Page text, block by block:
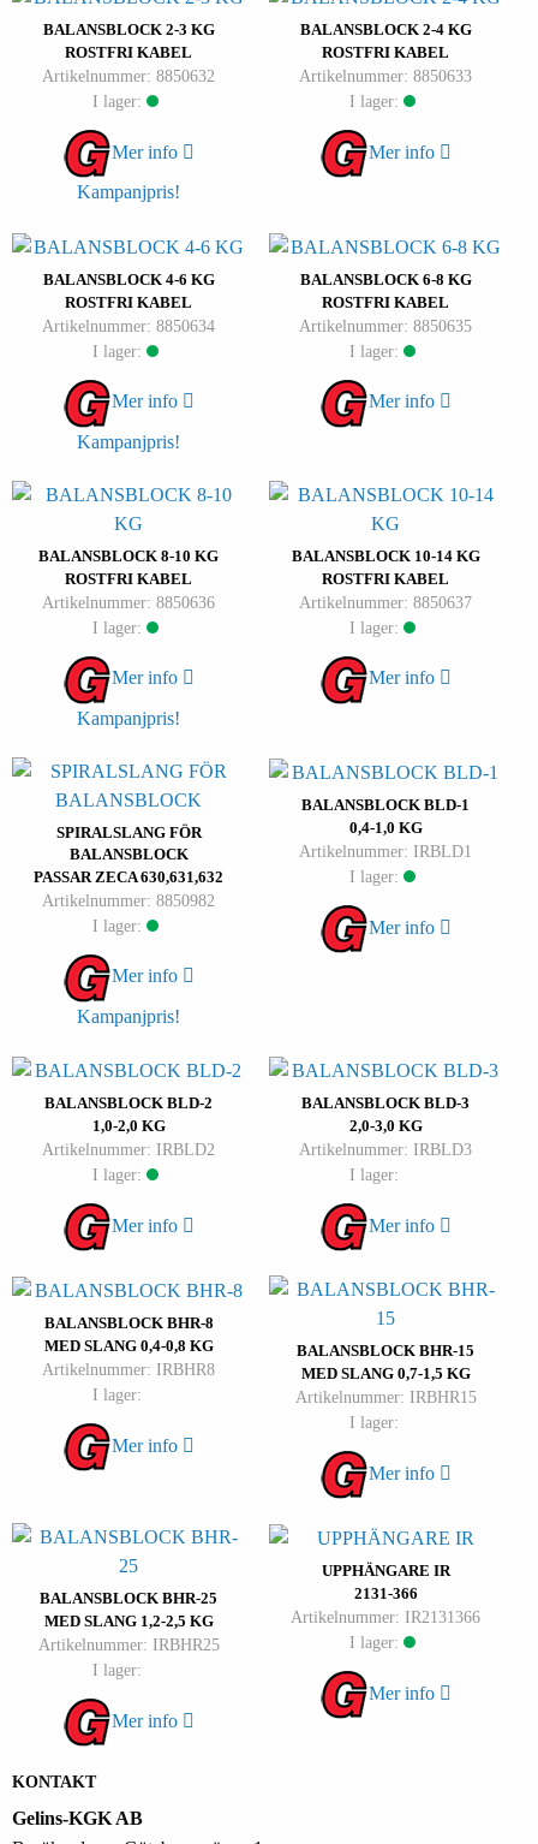
BALANSBLOCK 2-3 KG
ROSTFRI KABEL
Artikelnummer: 8850632
I lager:
Mer info
Kampanjpris!
BALANSBLOCK 2-4 KG
ROSTFRI KABEL
Artikelnummer: 8850633
I lager:
Mer info
BALANSBLOCK 4-6 KG
ROSTFRI KABEL
Artikelnummer: 8850634
I lager:
Mer info
Kampanjpris!
BALANSBLOCK 6-8 KG
ROSTFRI KABEL
Artikelnummer: 8850635
I lager:
Mer info
BALANSBLOCK 8-10 KG
ROSTFRI KABEL
Artikelnummer: 8850636
I lager:
Mer info
Kampanjpris!
BALANSBLOCK 10-14 KG
ROSTFRI KABEL
Artikelnummer: 8850637
I lager:
Mer info
SPIRALSLANG FÖR
BALANSBLOCK
PASSAR ZECA 630,631,632
Artikelnummer: 8850982
I lager:
Mer info
Kampanjpris!
BALANSBLOCK BLD-1
0,4-1,0 KG
Artikelnummer: IRBLD1
I lager:
Mer info
BALANSBLOCK BLD-2
1,0-2,0 KG
Artikelnummer: IRBLD2
I lager:
Mer info
BALANSBLOCK BLD-3
2,0-3,0 KG
Artikelnummer: IRBLD3
I lager:
Mer info
BALANSBLOCK BHR-8
MED SLANG 0,4-0,8 KG
Artikelnummer: IRBHR8
I lager:
Mer info
BALANSBLOCK BHR-15
MED SLANG 0,7-1,5 KG
Artikelnummer: IRBHR15
I lager:
Mer info
BALANSBLOCK BHR-25
MED SLANG 1,2-2,5 KG
Artikelnummer: IRBHR25
I lager:
Mer info
UPPHÄNGARE IR
2131-366
Artikelnummer: IR2131366
I lager:
Mer info
KONTAKT
Gelins-KGK AB